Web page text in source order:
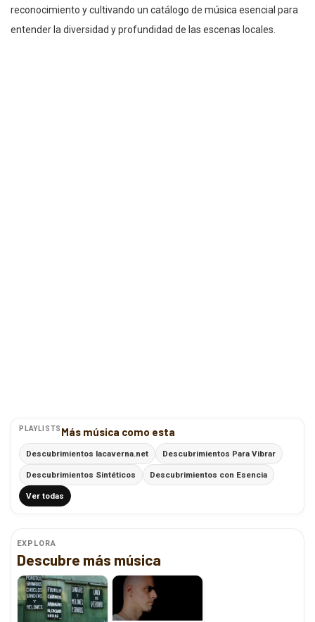
reconocimiento y cultivando un catálogo de música esencial para
entender la diversidad y profundidad de las escenas locales.
PLAYLISTS Más música como esta
Descubrimientos lacaverna.net Descubrimientos Para Vibrar
Descubrimientos Sintéticos Descubrimientos con Esencia
Ver todas
EXPLORA
Descubre más música